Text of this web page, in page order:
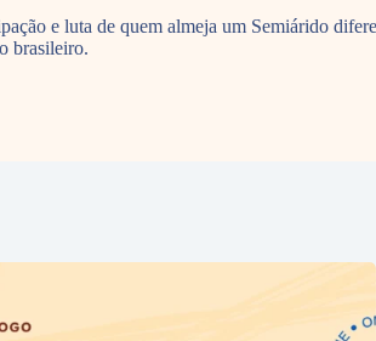
e luta de quem almeja um Semiárido
brasileiro.